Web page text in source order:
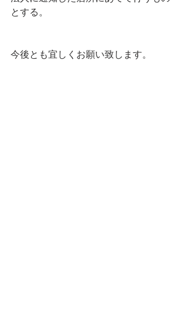
とする。
今後とも宜しくお願い致します。